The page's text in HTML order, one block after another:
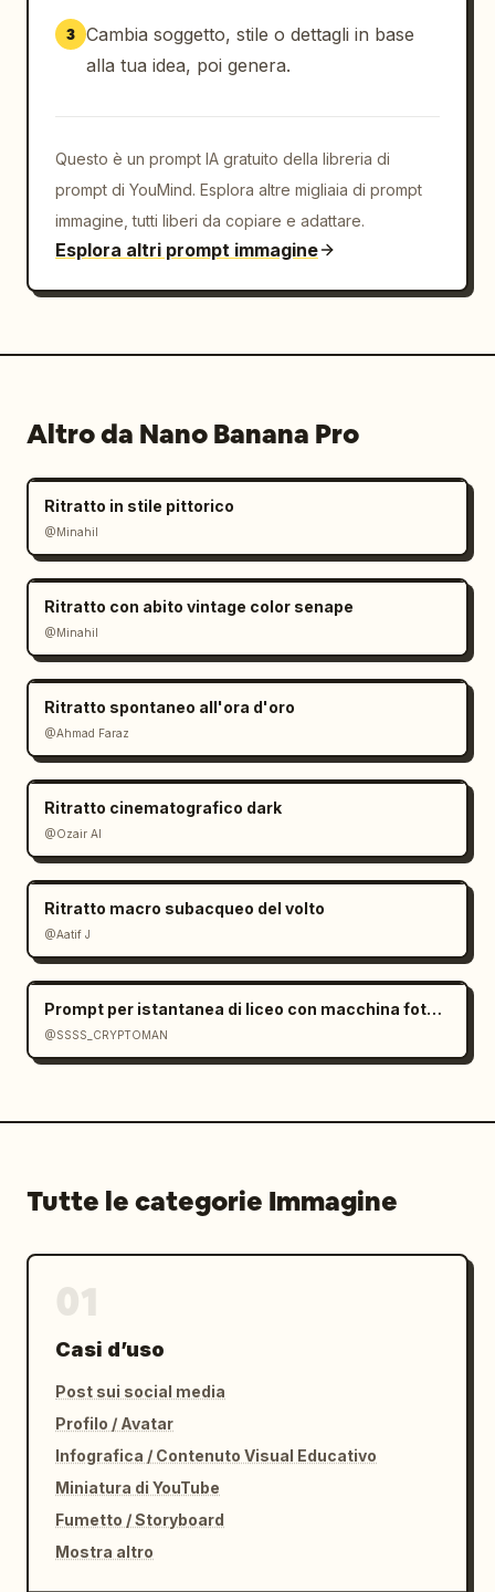
3 Cambia soggetto, stile o dettagli in base
alla tua idea, poi genera.
Questo è un prompt IA gratuito della libreria di
prompt di YouMind. Esplora altre migliaia di prompt
immagine, tutti liberi da copiare e adattare.
Esplora altri prompt immagine
Altro da Nano Banana Pro
Ritratto in stile pittorico
@Minahil
Ritratto con abito vintage color senape
@Minahil
Ritratto spontaneo all'ora d'oro
@Ahmad Faraz
Ritratto cinematografico dark
@Ozair AI
Ritratto macro subacqueo del volto
@Aatif J
Prompt per istantanea di liceo con macchina fotografica usa e getta di bassa qualità
@SSSS_CRYPTOMAN
Tutte le categorie Immagine
Casi d’uso
Post sui social media
Profilo / Avatar
Infografica / Contenuto Visual Educativo
Miniatura di YouTube
Fumetto / Storyboard
Mostra altro